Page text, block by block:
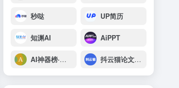
秒哒 UP简历
知渊AI AiPPT
AI神器榜·脑榜 抖云猫论文AI助手